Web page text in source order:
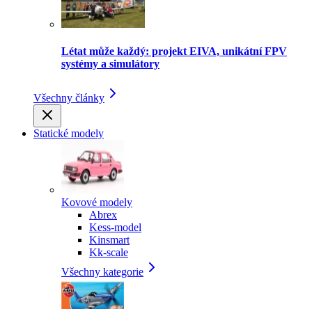
Létat může každý: projekt EIVA, unikátní FPV
systémy a simulátory
Všechny články
Statické modely
Kovové modely
Abrex
Kess-model
Kinsmart
Kk-scale
Všechny kategorie